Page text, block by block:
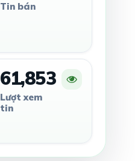
Tin bán
61,853
Lượt xem
tin